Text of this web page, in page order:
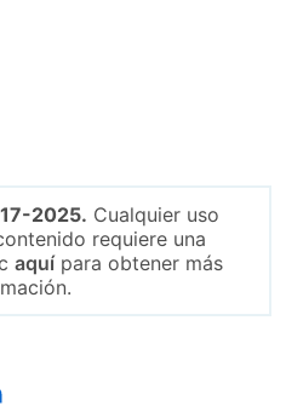
2025. Cualquier uso
requiere una
aquípara obtener más